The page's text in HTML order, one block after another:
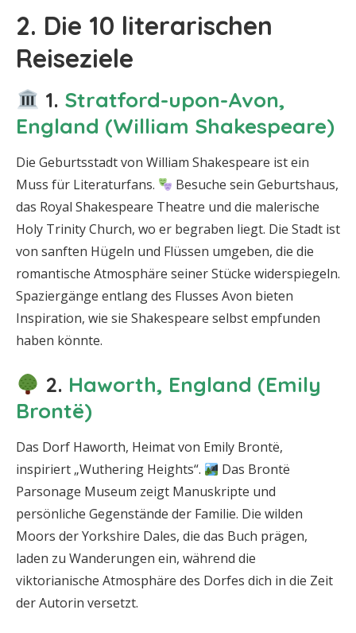
2. Die 10 literarischen
Reiseziele
1. Stratford-upon-Avon,
England (William Shakespeare)
Die Geburtsstadt von William Shakespeare ist ein
Muss für Literaturfans.
Besuche sein Geburtshaus,
das Royal Shakespeare Theatre und die malerische
Holy Trinity Church, wo er begraben liegt. Die Stadt ist
von sanften Hügeln und Flüssen umgeben, die die
romantische Atmosphäre seiner Stücke widerspiegeln.
Spaziergänge entlang des Flusses Avon bieten
Inspiration, wie sie Shakespeare selbst empfunden
haben könnte.
2. Haworth, England (Emily
Brontë)
Das Dorf Haworth, Heimat von Emily Brontë,
inspiriert „Wuthering Heights“.
Das Brontë
Parsonage Museum zeigt Manuskripte und
persönliche Gegenstände der Familie. Die wilden
Moors der Yorkshire Dales, die das Buch prägen,
laden zu Wanderungen ein, während die
viktorianische Atmosphäre des Dorfes dich in die Zeit
der Autorin versetzt.